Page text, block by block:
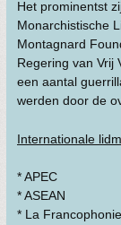
Het prominentst
Monarchistische
Montagnard
Regering van Vrij
een aantal
werden door de
Internationale
* APEC
* ASEAN
* La Francophonie